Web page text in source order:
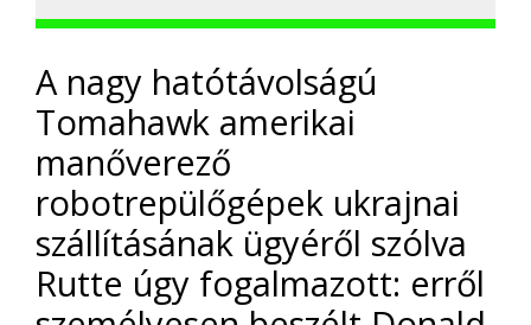
A nagy hatótávolságú
Tomahawk amerikai
manőverező
robotrepülőgépek ukrajnai
szállításának ügyéről szólva
Rutte úgy fogalmazott: erről